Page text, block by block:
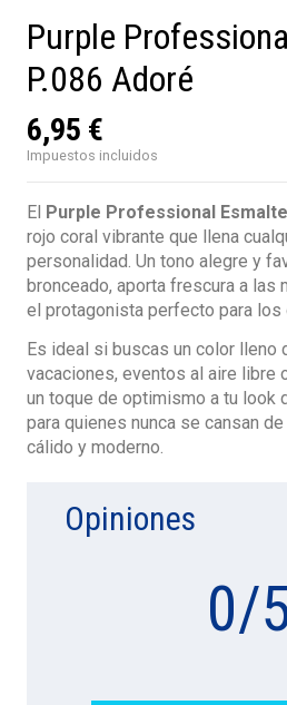
Purple
P.086 Adoré
6,95 €
Impuestos incluidos
El Purple Professional
rojo coral vibrante que llena
personalidad. Un tono alegre y
bronceado, aporta frescura a las
el protagonista perfecto para los
Es ideal si buscas un color lleno
vacaciones, eventos al aire libre
un toque de optimismo a tu look
para quienes nunca se cansan
cálido y moderno.
Opiniones
0/